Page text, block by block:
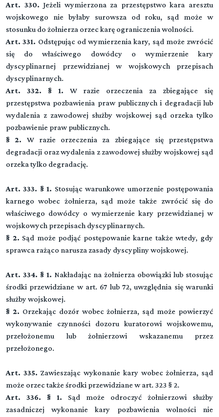
Art. 330. Jeżeli wymierzona za przestępstwo kara aresztu
wojskowego nie byłaby surowsza od roku, sąd może w
stosunku do żołnierza orzec karę ograniczenia wolności.
Art. 331. Odstępując od wymierzenia kary, sąd może zwrócić
się do właściwego dowódcy o wymierzenie kary
dyscyplinarnej przewidzianej w wojskowych przepisach
dyscyplinarnych.
Art. 332. § 1. W razie orzeczenia za zbiegające się
przestępstwa pozbawienia praw publicznych i degradacji lub
wydalenia z zawodowej służby wojskowej sąd orzeka tylko
pozbawienie praw publicznych.
§ 2. W razie orzeczenia za zbiegające się przestępstwa
degradacji oraz wydalenia z zawodowej służby wojskowej sąd
orzeka tylko degradację.
Art. 333. § 1. Stosując warunkowe umorzenie postępowania
karnego wobec żołnierza, sąd może także zwrócić się do
właściwego dowódcy o wymierzenie kary przewidzianej w
wojskowych przepisach dyscyplinarnych.
§ 2. Sąd może podjąć postępowanie karne także wtedy, gdy
sprawca rażąco narusza zasady dyscypliny wojskowej.
Art. 334. § 1. Nakładając na żołnierza obowiązki lub stosując
środki przewidziane w art. 67 lub 72, uwzględnia się warunki
służby wojskowej.
§ 2. Orzekając dozór wobec żołnierza, sąd może powierzyć
wykonywanie czynności dozoru kuratorowi wojskowemu,
przełożonemu lub żołnierzowi wskazanemu przez
przełożonego.
Art. 335. Zawieszając wykonanie kary wobec żołnierza, sąd
może orzec także środki przewidziane w art. 323 § 2.
Art. 336. § 1. Sąd może odroczyć żołnierzowi służby
zasadniczej wykonanie kary pozbawienia wolności nie